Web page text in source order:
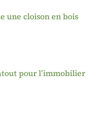
une cloison en bois
pour l’immobilier